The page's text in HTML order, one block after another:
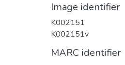
Image identifier
K002151
K002151v
MARC identifier